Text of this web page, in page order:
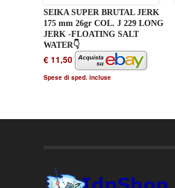
SEIKA SUPER BRUTAL JERK
175 mm 26gr COL. J 229 LONG
JERK -FLOATING SALT
WATER👇
€ 11,50
Spese di sped. incluse